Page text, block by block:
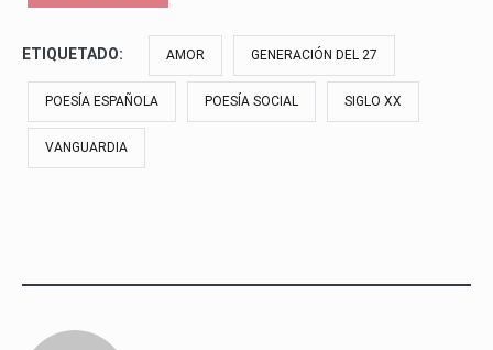
ETIQUETADO: AMOR GENERACIÓN DEL 27
POESÍA ESPAÑOLA POESÍA SOCIAL SIGLO XX
VANGUARDIA